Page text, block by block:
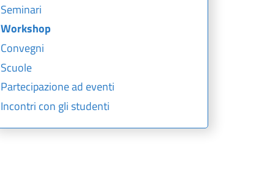
Seminari
Workshop
Convegni
Scuole
Partecipazione ad eventi
Incontri con gli studenti